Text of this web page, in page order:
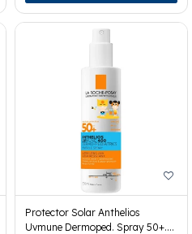
Protector Solar Anthelios
Uvmune Dermoped. Spray 50+.